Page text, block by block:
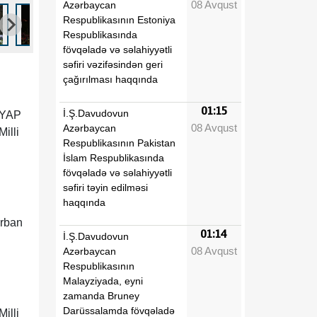
Azərbaycan
Respublikasının Estoniya
Respublikasında
fövqəladə və səlahiyyətli
səfiri vəzifəsindən geri
çağırılması haqqında
08 Avqust
İ.Ş.Davudovun
Azərbaycan
Respublikasının Pakistan
İslam Respublikasında
fövqəladə və səlahiyyətli
səfiri təyin edilməsi
haqqında
01:15
08 Avqust
İ.Ş.Davudovun
Azərbaycan
Respublikasının
Malayziyada, eyni
zamanda Bruney
Darüssalamda fövqəladə
01:14
08 Avqust